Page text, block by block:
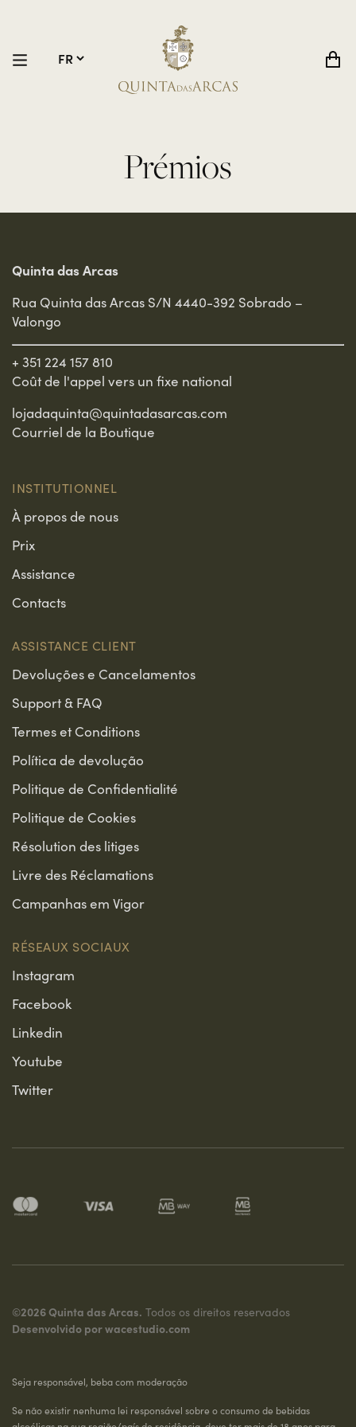
Prémios
Quinta das Arcas
Rua Quinta das Arcas S/N 4440-392 Sobrado –
Valongo
+ 351 224 157 810
Coût de l'appel vers un fixe national
lojadaquinta@quintadasarcas.com
Courriel de la Boutique
INSTITUTIONNEL
À propos de nous
Prix
Assistance
Contacts
ASSISTANCE CLIENT
Devoluções e Cancelamentos
Support & FAQ
Termes et Conditions
Política de devolução
Politique de Confidentialité
Politique de Cookies
Résolution des litiges
Livre des Réclamations
Campanhas em Vigor
RÉSEAUX SOCIAUX
Instagram
Facebook
Linkedin
Youtube
Twitter
©2026 Quinta das Arcas. Todos os direitos reservados
Desenvolvido porwacestudio.com
Seja responsável, beba com moderação
Se não existir nenhuma lei responsável sobre o consumo de bebidas